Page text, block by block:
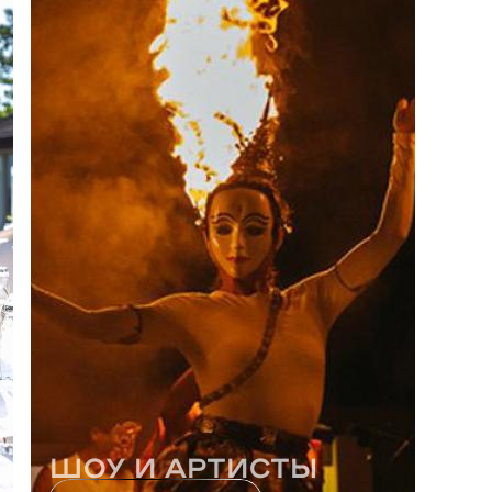
Шоу и Артисты